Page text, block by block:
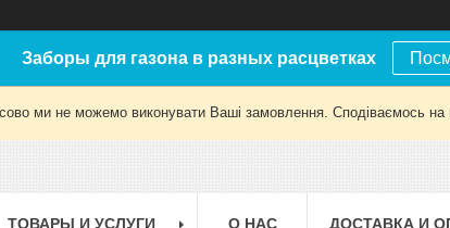
Заборы для газона в разных расцветках
ми не можемо виконувати Ваші замовлення. Сподіваємось
ТОВАРЫ И УСЛУГИ О НАС ДОСТАВКА И